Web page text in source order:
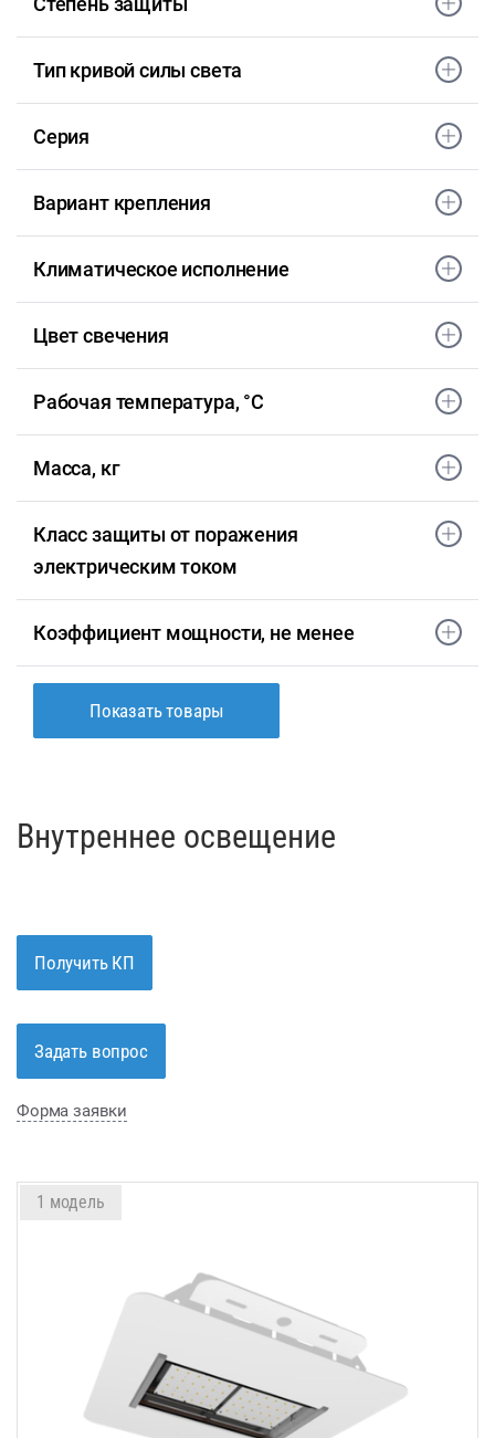
Тип кривой силы света
Серия
Вариант крепления
Климатическое исполнение
Цвет свечения
Рабочая температура, °С
Масса, кг
Класс защиты от поражения
электрическим током
Коэффициент мощности, не менее
Показать товары
Внутреннее освещение
Получить КП
Задать вопрос
Форма заявки
1 модель